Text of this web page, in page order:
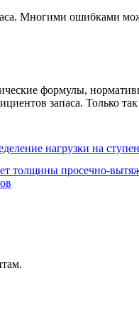
Многими ошибками
формулы,
запаса. Только
нагрузки на
толщины просечно-